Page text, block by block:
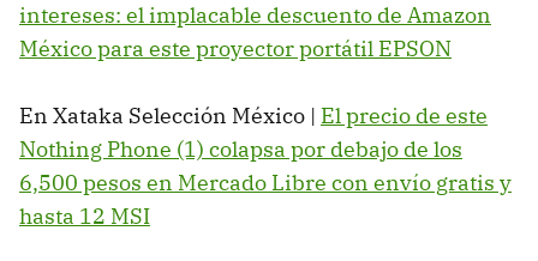
intereses: el implacable descuento de Amazon
México para este proyector portátil EPSON
En Xataka Selección México | El precio de este
Nothing Phone (1) colapsa por debajo de los
6,500 pesos en Mercado Libre con envío gratis y
hasta 12 MSI